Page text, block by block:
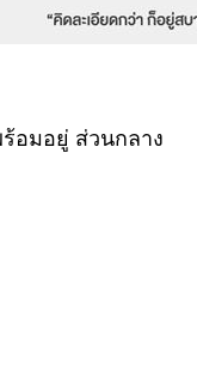
อมอยู่ ส่วนกลาง